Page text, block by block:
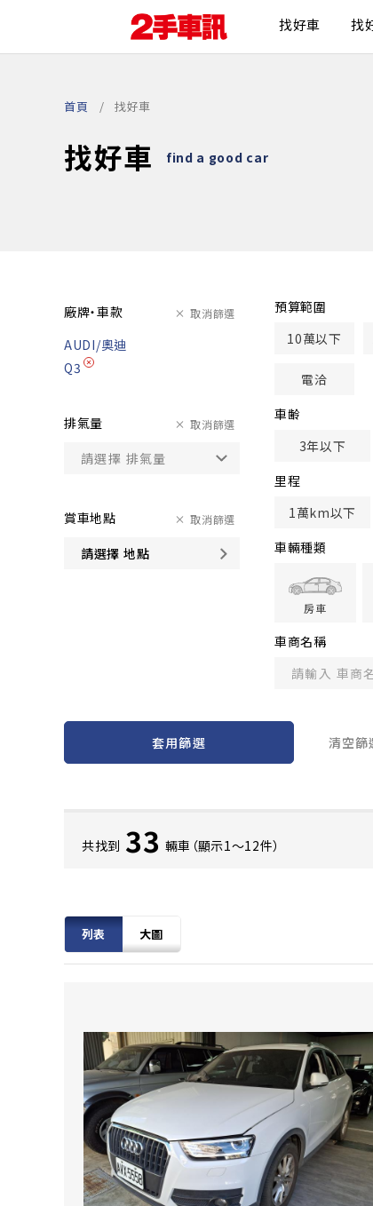
找好車 找
首頁 找好車
找好車 find a good car
廠牌・車款 取消篩選
AUDI/奧迪
Q3
排氣量 取消篩選
賞車地點
請選擇 地點
取消篩選
預算範圍
10萬以下
電洽
車齢
3年以下
里程
1萬km以下
車輛種類
房車
車商名稱
套用篩選 清空篩
共找到 33 輛車（顯示1〜12件）
列表 大圖